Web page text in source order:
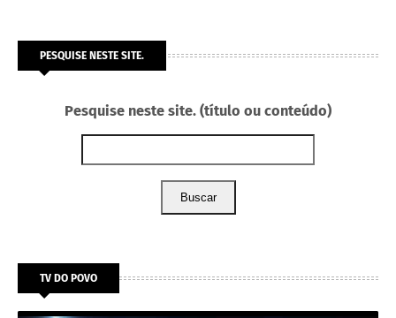
PESQUISE NESTE SITE.
Pesquise neste site. (título ou conteúdo)
Buscar
TV DO POVO